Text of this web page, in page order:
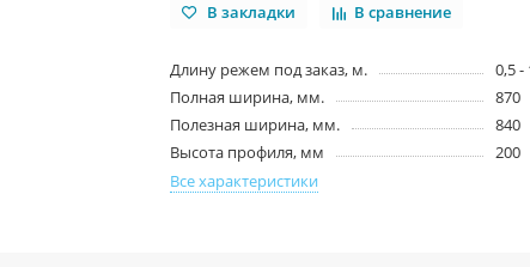
В закладки В сравнение
Длину режем под заказ, м.
0,5 -
Полная ширина, мм.
870
Полезная ширина, мм.
840
Высота профиля, мм
200
Все характеристики